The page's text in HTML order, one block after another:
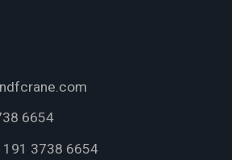
6654
3738 6654